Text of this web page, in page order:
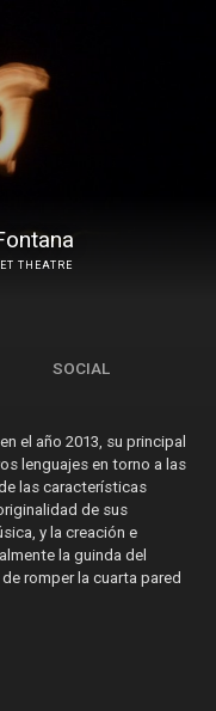
THEATRE
SOCIAL
el año 2013, su principal
lenguajes en torno a las
las características
de sus
y la creación e
la guinda del
romper la cuarta pared